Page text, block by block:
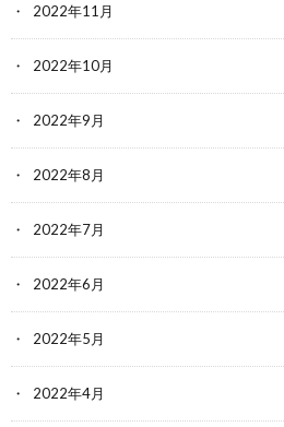
2022年11月
2022年10月
2022年9月
2022年8月
2022年7月
2022年6月
2022年5月
2022年4月